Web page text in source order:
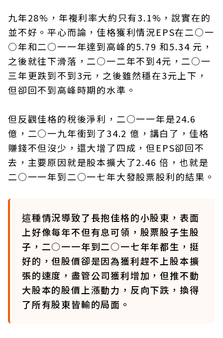
九年28%，年複利率大約只有3.1%，說實在的
並不好。平心而論，佳格獲利情況EPS在二○一
○年和二○一一年達到高峰的5.79 和5.34 元，
之後就往下滑落，二○一二年不到4元，二○一
三年更跌到不到3元，之後雖然穩在3元上下，
但卻回不到高峰時期的水準。
但反觀佳格的稅後淨利，二○一一年是24.6
億，二○一九年衝到了34.2 億，講白了，佳格
賺錢不但沒少，還大增了四成，但EPS卻回不
去，主要原因就是股本擴大了2.46 倍，也就是
二○一一年到二○一七年大發股票股利的結果。
這種情況導致了長抱佳格的小股東，表面
上好像每年不但有息可領，股票股子生股
子，二○一一年到二○一七年年都生，挺
好的，但股價卻是因為獲利趕不上股本擴
張的速度，盡管公司獲利增加，但推不動
大股本的股價上漲動力，反向下跌，換得
了所有股東皆輸的局面。